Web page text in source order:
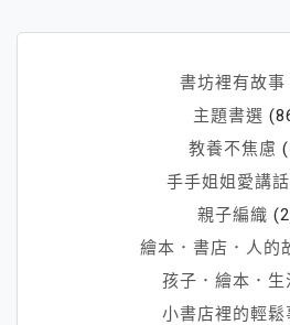
書坊裡有故事
主題書選
教養不焦慮
手手姐姐愛講話
親子編織
繪本．書店．人的
孩子．繪本．生
小書店裡的輕鬆